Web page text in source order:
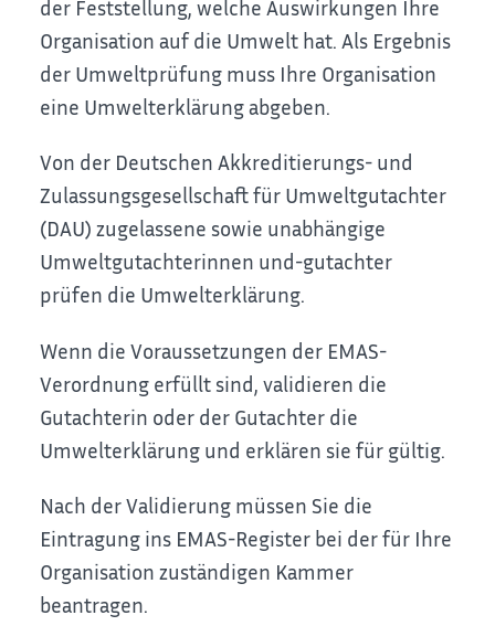
der Feststellung, welche Auswirkungen Ihre
Organisation auf die Umwelt hat. Als Ergebnis
der Umweltprüfung muss Ihre Organisation
eine Umwelterklärung abgeben.
Von der Deutschen Akkreditierungs- und
Zulassungsgesellschaft für Umweltgutachter
(DAU) zugelassene sowie unabhängige
Umweltgutachterinnen und-gutachter
prüfen die Umwelterklärung.
Wenn die Voraussetzungen der EMAS-
Verordnung erfüllt sind, validieren die
Gutachterin oder der Gutachter die
Umwelterklärung und erklären sie für gültig.
Nach der Validierung müssen Sie die
Eintragung ins EMAS-Register bei der für Ihre
Organisation zuständigen Kammer
beantragen.